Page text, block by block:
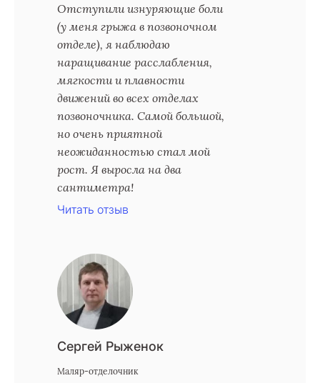
Отступили изнуряющие боли
(у меня грыжа в позвоночном
отделе), я наблюдаю
наращивание расслабления,
мягкости и плавности
движений во всех отделах
позвоночника. Самой большой,
но очень приятной
неожиданностью стал мой
рост. Я выросла на два
сантиметра!
Читать отзыв
Сергей Рыженок
Маляр-отделочник